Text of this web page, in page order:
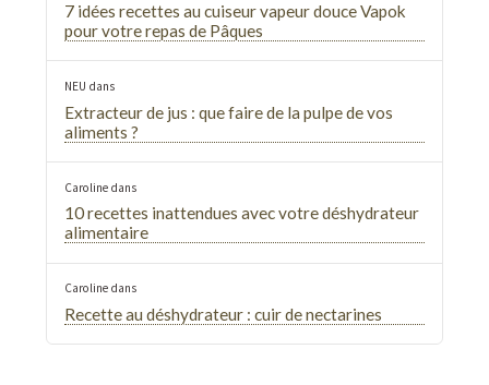
7 idées recettes au cuiseur vapeur douce Vapok
pour votre repas de Pâques
NEU dans
Extracteur de jus : que faire de la pulpe de vos
aliments ?
Carolinedans
10 recettes inattendues avec votre déshydrateur
alimentaire
Carolinedans
Recette au déshydrateur : cuir de nectarines